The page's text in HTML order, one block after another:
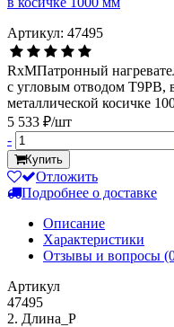
Артикул: 47495
RxMПатронный
с угловым отводом T9PB,
металлической косичке
5 533 ₽/шт
-
Купить
Отложить
Подробнее о доставке
Описание
Характеристики
Отзывы и вопросы
Артикул
47495
2. Длина_P